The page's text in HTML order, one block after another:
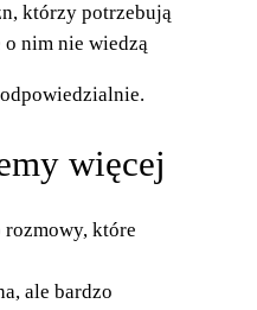
którzy potrzebują
o nim nie wiedzą
więcej
rozmowy, które
ale bardzo